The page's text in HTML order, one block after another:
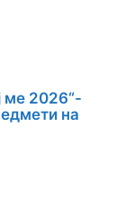
ме 2026“-
на